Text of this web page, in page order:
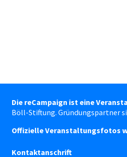
Die reCampaign ist eine
Böll-Stiftung. Gründungspartner
Offizielle Veranstaltungsfotos
Kontaktanschrift